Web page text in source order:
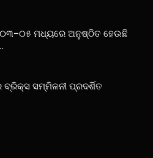
୦୩–୦୫ ମଧ୍ୟରେ ଅନୁଷ୍ଠିତ ହେଉଛି
ବ୍ରିକ୍ସ ସମ୍ମିଳନୀ ପ୍ରଦର୍ଶିତ